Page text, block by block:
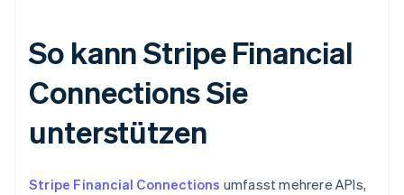
So kann Stripe Financial
Connections Sie
unterstützen
Stripe Financial Connections umfasst mehrere APIs,